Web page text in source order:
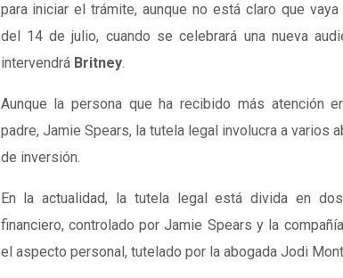
para iniciar el trámite, aunque no está claro que
del 14 de julio, cuando se celebrará una nueva
intervendrá Britney.
Aunque la persona que ha recibido más atención
padre, Jamie Spears, la tutela legal involucra a varios
de inversión.
En la actualidad, la tutela legal está divida en
financiero, controlado por Jamie Spears y la
el aspecto personal, tutelado por la abogada Jodi